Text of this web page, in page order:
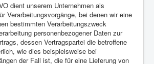
dient unserem Unternehmen als
Verarbeitungsvorgänge, bei denen wir eine
bestimmten Verarbeitungszweck
personenbezogener Daten zur
dessen Vertragspartei die betroffene
wie dies beispielsweise bei
der Fall ist, die für eine Lieferung von